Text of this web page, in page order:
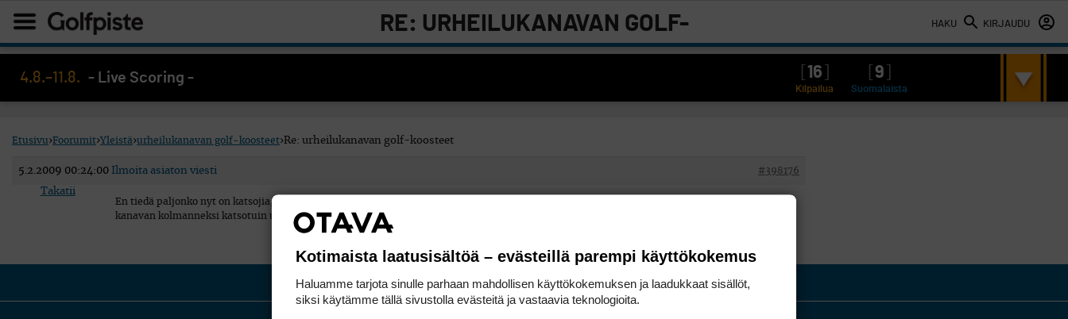
HAKU KIRJAUDU
RE: URHEILUKANAVAN GOLF-
KOOSTEET
4.8.–11.8. - Live Scoring - 16 9
Kilpailua Suomalaista
Etusivu›Foorumit›Yleistä›urheilukanavan golf-koosteet›Re: urheilukanavan golf-koosteet
5.2.2009 00:24:00 #398176
Ilmoita asiaton viesti
Takatii
En tiedä paljonko nyt on katsojia, mutta tuskin kovin paljon. Toista oli silloin, kun Urheilukanava näytti suorana ET:n kisat. Golfhan oli tuolloin
kanavan kolmanneksi katsotuin urheilulaji. Liekö nyt edes kymmenen joukossa. Onneksi on Viasat, vaikka se maksaakin.
Kotimaista laatusisältöä – evästeillä parempi käyttökokemus
Haluamme tarjota sinulle parhaan mahdollisen käyttökokemuksen ja laadukkaat sisällöt,
siksi käytämme tällä sivustolla evästeitä ja vastaavia teknologioita.